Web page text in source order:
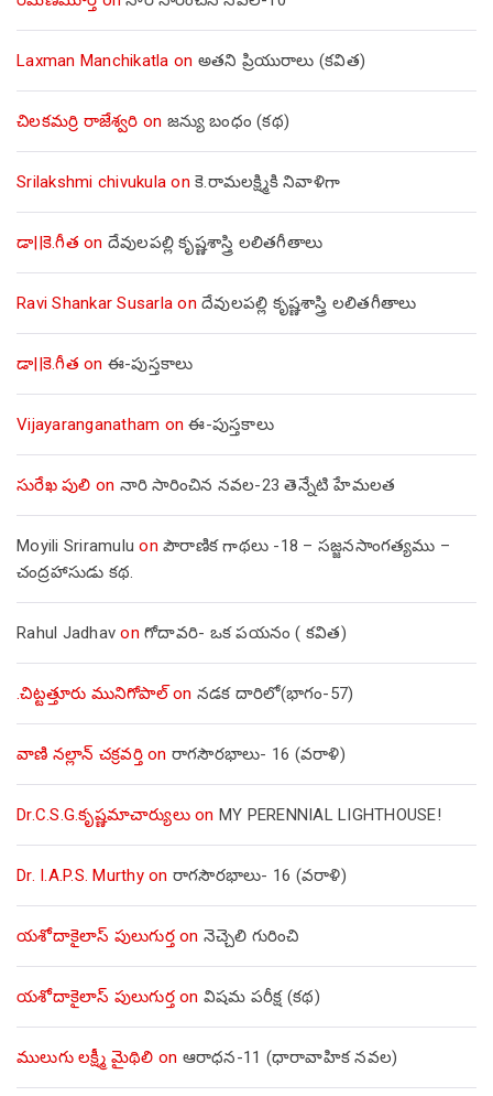
Laxman Manchikatla on అతని ప్రియురాలు (కవిత)
చిలకమర్రి రాజేశ్వరి on జన్యు బంధం (కథ)
Srilakshmi chivukula on కె.రామలక్ష్మికి నివాళిగా
డా||కె.గీత on దేవులపల్లి కృష్ణశాస్త్రి లలితగీతాలు
Ravi Shankar Susarla on దేవులపల్లి కృష్ణశాస్త్రి లలితగీతాలు
డా||కె.గీత on ఈ-పుస్తకాలు
Vijayaranganatham onఈ-పుస్తకాలు
సురేఖ పులి on నారి సారించిన నవల-23 తెన్నేటి హేమలత
Moyili Sriramulu on పౌరాణిక గాథలు -18 – సజ్జనసాంగత్యము –
చంద్రహాసుడు కథ.
Rahul Jadhav on గోదావరి- ఒక పయనం ( కవిత)
.చిట్టత్తూరు మునిగోపాల్on నడక దారిలో(భాగం-57)
వాణి నల్లాన్ చక్రవర్తిon రాగసౌరభాలు- 16 (వరాళి)
Dr.C.S.G.కృష్ణమాచార్యులుon MY PERENNIAL LIGHTHOUSE!
Dr. I.A.P.S. Murthyon రాగసౌరభాలు- 16 (వరాళి)
యశోదాకైలాస్ పులుగుర్తon నెచ్చెలి గురించి
యశోదాకైలాస్ పులుగుర్తon విషమ పరీక్ష (క‌థ‌)
ములుగు లక్ష్మీ మైథిలి on ఆరాధన-11 (ధారావాహిక నవల)